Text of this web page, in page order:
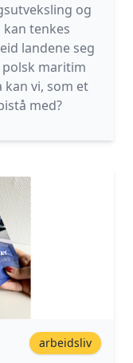
og
tenkes
landene seg
maritim
kan vi, som et
med?
arbeidsliv